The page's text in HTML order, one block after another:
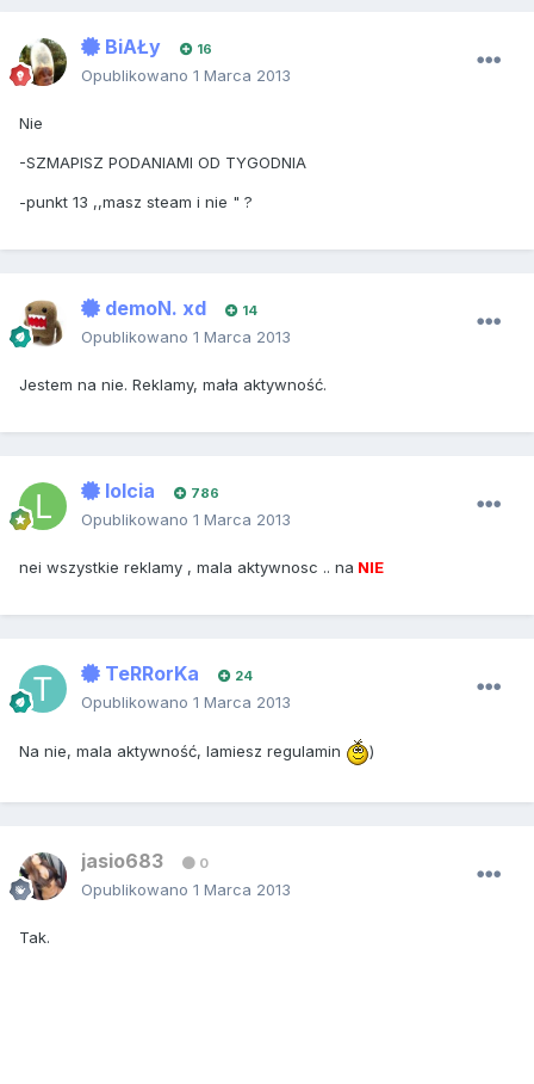
BiAŁy 16
Opublikowano 1 Marca 2013
Nie
-SZMAPISZ PODANIAMI OD TYGODNIA
-punkt 13 ,,masz steam i nie " ?
demoN. xd 14
Opublikowano 1 Marca 2013
Jestem na nie. Reklamy, mała aktywność.
lolcia 786
Opublikowano 1 Marca 2013
nei wszystkie reklamy , mala aktywnosc .. na NIE
TeRRorKa 24
Opublikowano 1 Marca 2013
Na nie, mala aktywność, lamiesz regulamin )
jasio683 0
Opublikowano 1 Marca 2013
Tak.